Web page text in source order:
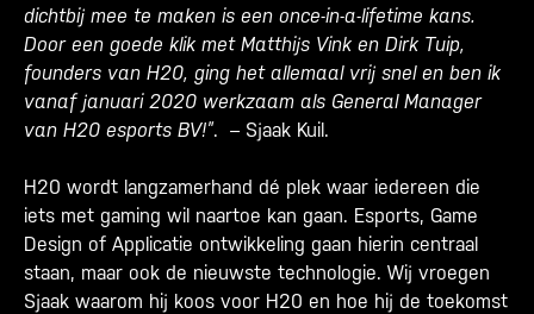
dichtbij mee te maken is een once-in-a-lifetime kans.
Door een goede klik met Matthijs Vink en Dirk Tuip,
founders van H20, ging het allemaal vrij snel en ben ik
vanaf januari 2020 werkzaam als General Manager
van H20 esports BV!”. – Sjaak Kuil.
H20 wordt langzamerhand dé plek waar iedereen die
iets met gaming wil naartoe kan gaan. Esports, Game
Design of Applicatie ontwikkeling gaan hierin centraal
staan, maar ook de nieuwste technologie. Wij vroegen
Sjaak waarom hij koos voor H20 en hoe hij de toekomst